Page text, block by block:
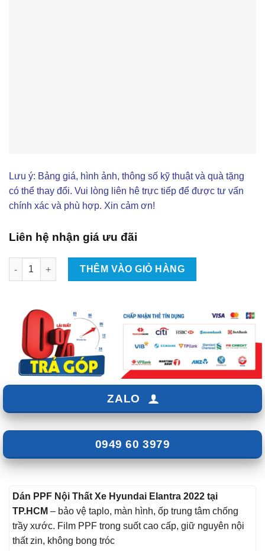
Lưu ý: Bảng giá, hình ảnh, thông số kỹ thuật và quà tặng
có thể thay đổi. Vui lòng liên hê trực tiếp để được tư vấn
chính xác và phù hợp. Xin cảm ơn!
Liên hệ nhận giá ưu đãi
Dán PPF Nội Thất Xe Hyundai Creta 2022 số lượng
THÊM VÀO GIỎ HÀNG
ZALO
0949 60 3979
Dán PPF Nội Thất Xe Hyundai Elantra 2022 tại
TP.HCM – bảo vệ taplo, màn hình, ốp trung tâm chống
trầy xước. Film PPF trong suốt cao cấp, giữ nguyên nội
thất zin, không bong tróc